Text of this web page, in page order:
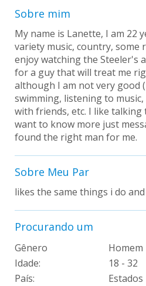
Sobre mim
My name is Lanette, I am 22
variety music, country, some
enjoy watching the Steeler's
for a guy that will treat me
although I am not very good
swimming, listening to
with friends, etc. I like talking
want to know more just
found the right man for me.
Sobre Meu Par
likes the same things i do
Procurando um
Gênero
Homem
Idade:
18 - 32
País: